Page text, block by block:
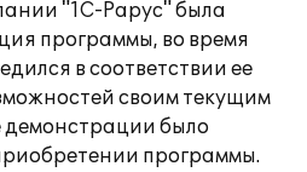
"1С-Рарус" была
программы, во время
в соответствии ее
своим текущим
демонстрации было
программы.